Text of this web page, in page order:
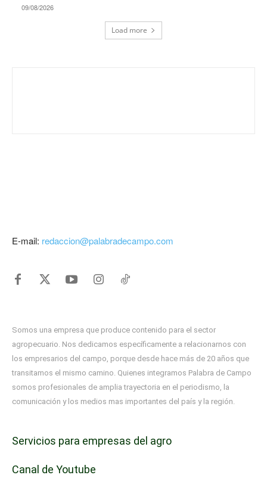
09/08/2026
Load more
E-mail: redaccion@palabradecampo.com
Somos una empresa que produce contenido para el sector
agropecuario. Nos dedicamos específicamente a relacionarnos con
los empresarios del campo, porque desde hace más de 20 años que
transitamos el mismo camino. Quienes integramos Palabra de Campo
somos profesionales de amplia trayectoria en el periodismo, la
comunicación y los medios mas importantes del país y la región.
Servicios para empresas del agro
Canal de Youtube